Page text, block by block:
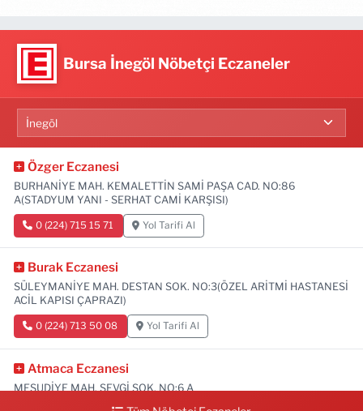
Bursa İnegöl Nöbetçi Eczaneler
Özger Eczanesi
BURHANİYE MAH. KEMALETTİN SAMİ PAŞA CAD. NO:86
A(STADYUM YANI - SERHAT CAMİ KARŞISI)
0 (224) 715 15 71 Yol Tarifi Al
Burak Eczanesi
SÜLEYMANİYE MAH. DESTAN SOK. NO:3(ÖZEL ARİTMİ HASTANESİ
ACİL KAPISI ÇAPRAZI)
0 (224) 713 50 08 Yol Tarifi Al
Atmaca Eczanesi
MESUDİYE MAH. SEVGİ SOK. NO:6 A